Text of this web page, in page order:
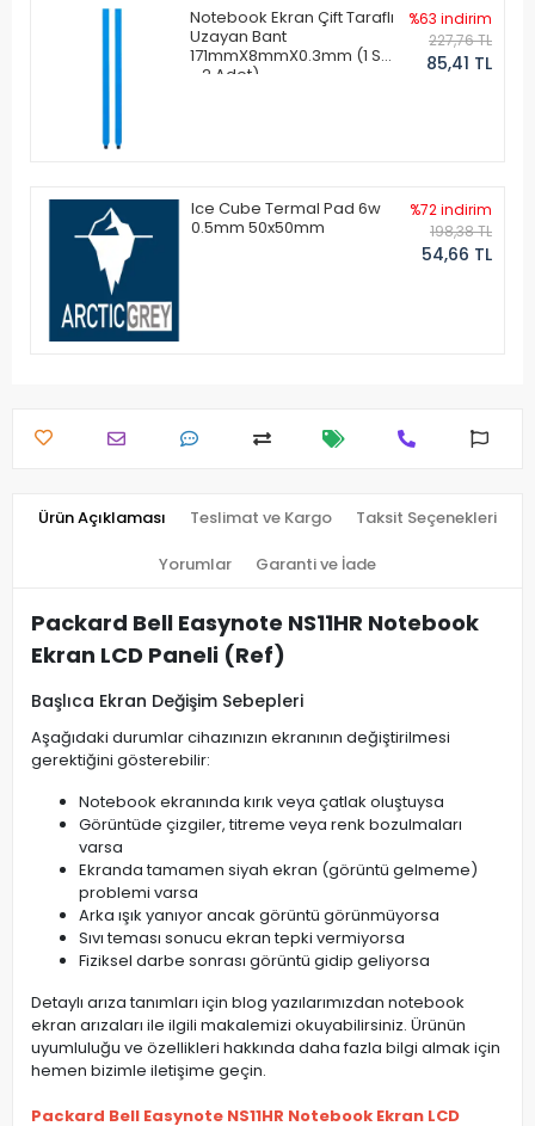
Notebook Ekran Çift Taraflı
Uzayan Bant
171mmX8mmX0.3mm (1 Set
- 2 Adet)
%63 indirim
227,76 TL
85,41 TL
Ice Cube Termal Pad 6w
0.5mm 50x50mm
%72 indirim
198,38 TL
54,66 TL
Ürün Açıklaması Teslimat ve Kargo Taksit Seçenekleri
Yorumlar Garanti ve İade
Packard Bell Easynote NS11HR Notebook
Ekran LCD Paneli (Ref)
Başlıca Ekran Değişim Sebepleri
Aşağıdaki durumlar cihazınızın ekranının değiştirilmesi
gerektiğini gösterebilir:
Notebook ekranında kırık veya çatlak oluştuysa
Görüntüde çizgiler, titreme veya renk bozulmaları
varsa
Ekranda tamamen siyah ekran (görüntü gelmeme)
problemi varsa
Arka ışık yanıyor ancak görüntü görünmüyorsa
Sıvı teması sonucu ekran tepki vermiyorsa
Fiziksel darbe sonrası görüntü gidip geliyorsa
Detaylı arıza tanımları için blog yazılarımızdan notebook
ekran arızaları ile ilgili makalemizi okuyabilirsiniz. Ürünün
uyumluluğu ve özellikleri hakkında daha fazla bilgi almak için
hemen bizimle iletişime geçin.
Packard Bell Easynote NS11HR Notebook Ekran LCD